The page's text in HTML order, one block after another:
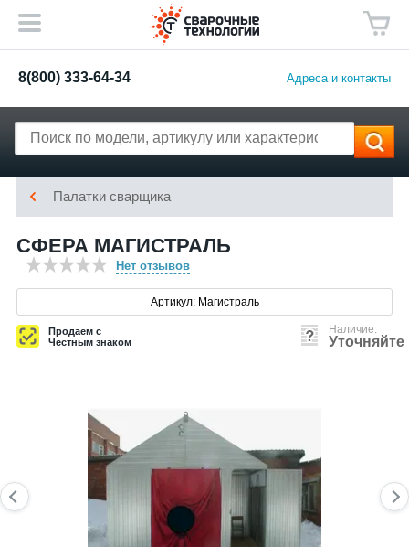
8(800) 333-64-34 Адреса и контакты
Палатки сварщика
СФЕРА МАГИСТРАЛЬ
Нет отзывов
Артикул: Магистраль
Продаем с
Честным знаком
Наличие:
Уточняйте